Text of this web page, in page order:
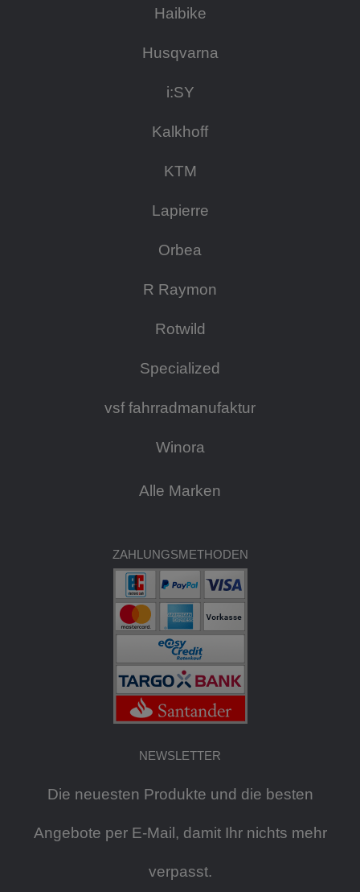
Haibike
Husqvarna
i:SY
Kalkhoff
KTM
Lapierre
Orbea
R Raymon
Rotwild
Specialized
vsf fahrradmanufaktur
Winora
Alle Marken
ZAHLUNGSMETHODEN
NEWSLETTER
Die neuesten Produkte und die besten
Angebote per E-Mail, damit Ihr nichts mehr
verpasst.